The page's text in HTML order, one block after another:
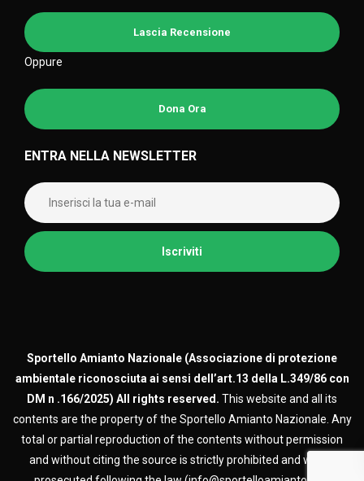
Lascia Recensione
Oppure
Dona Ora
ENTRA NELLA NEWSLETTER
Sportello Amianto Nazionale (Associazione di protezione
ambientale riconosciuta ai sensi dell’art.13 della L.349/86 con
DM n .166/2025) All rights reserved. This website and all its
contents are the property of the Sportello Amianto Nazionale. Any
total or partial reproduction of the contents without permission
and without citing the source is strictly prohibited and will be